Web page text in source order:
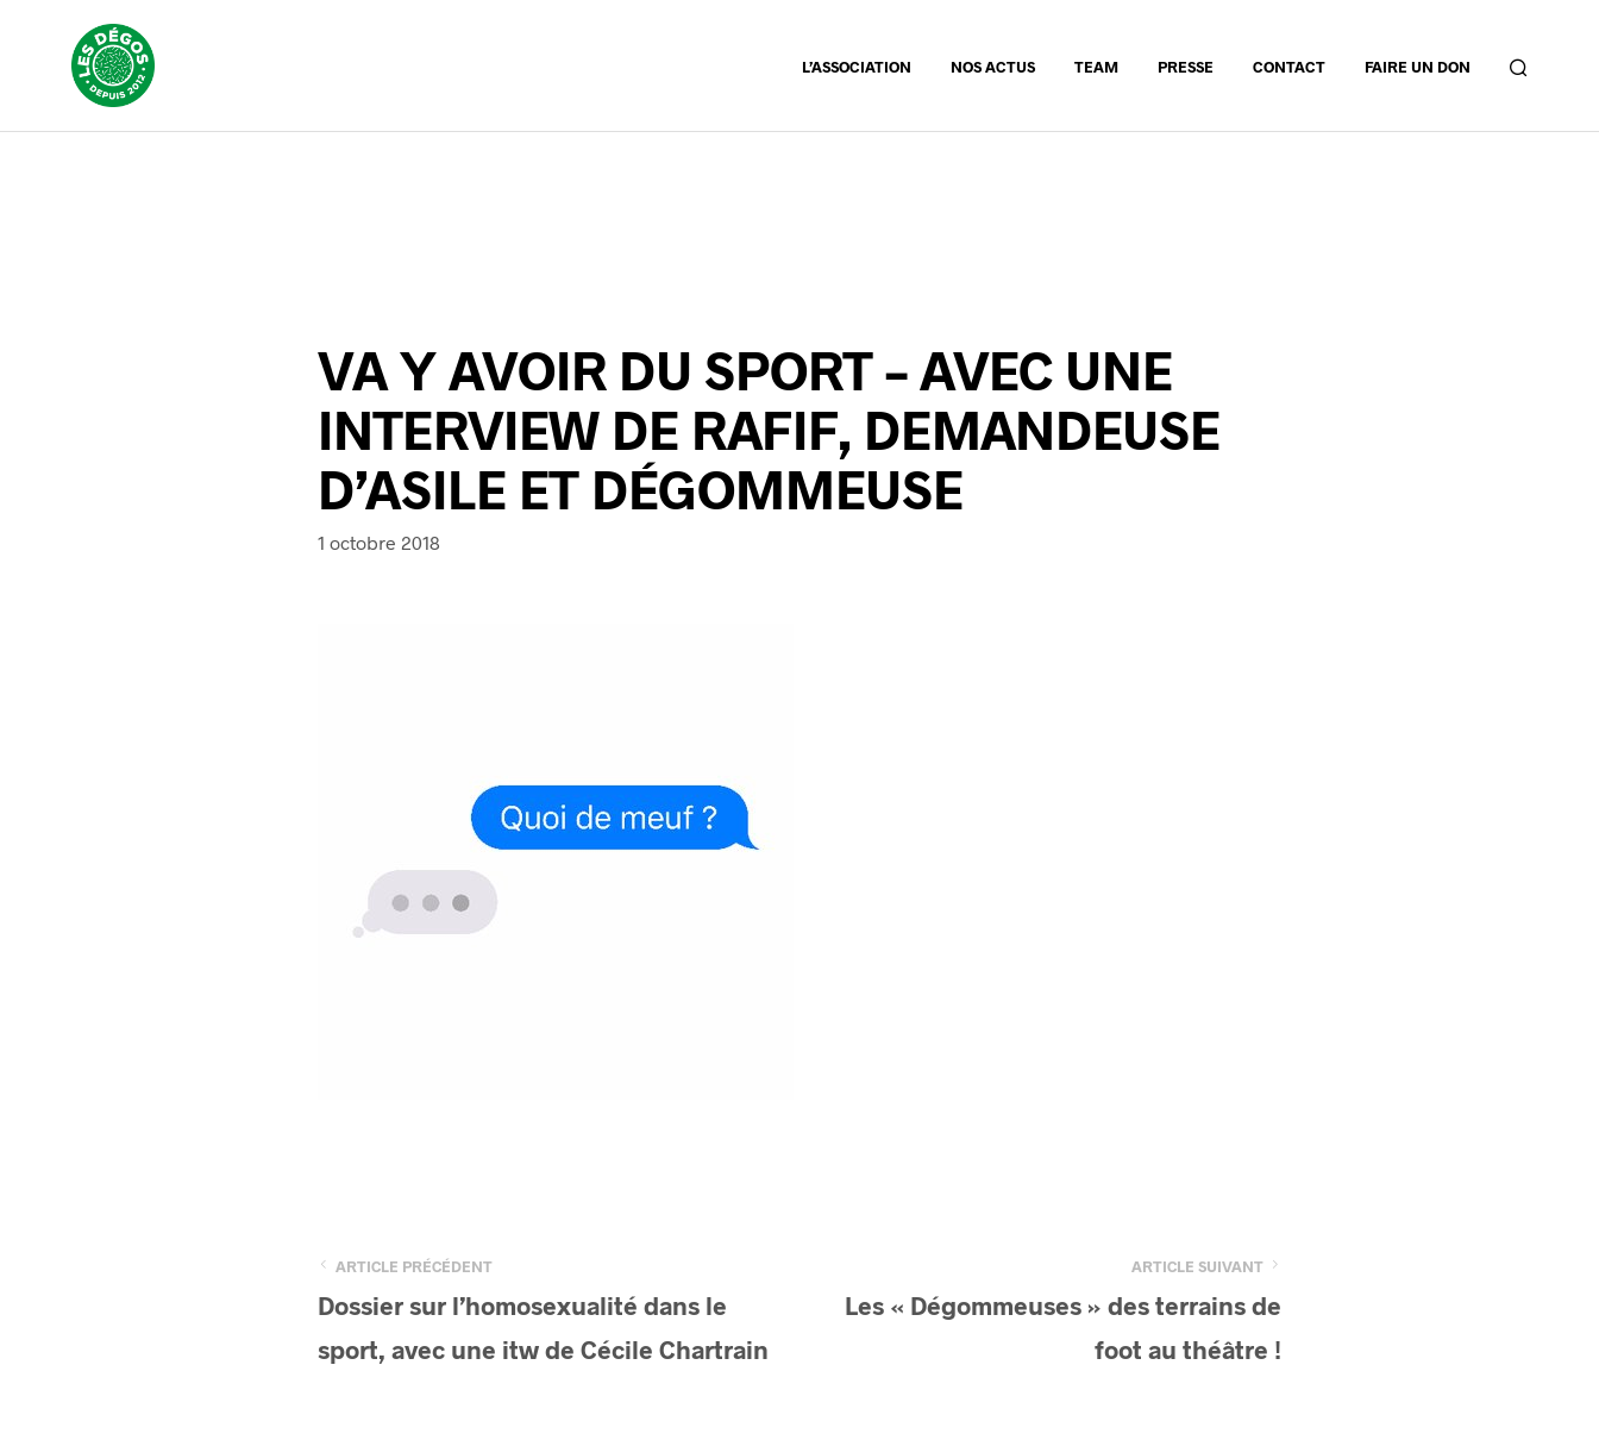
L’ASSOCIATION NOS ACTUS TEAM PRESSE CONTACT FAIRE UN DON
VA Y AVOIR DU SPORT – AVEC UNE
INTERVIEW DE RAFIF, DEMANDEUSE
D’ASILE ET DÉGOMMEUSE
1 octobre 2018
ARTICLE PRÉCÉDENT
Dossier sur l’homosexualité dans le
sport, avec une itw de Cécile Chartrain
ARTICLE SUIVANT
Les « Dégommeuses » des terrains de
foot au théâtre !